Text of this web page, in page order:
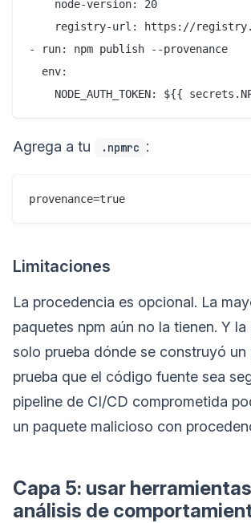
    node-version: 20
registry-url: https://
- run: npm publish --provenance
  env:
Agrega a tu .npmrc :
Limitaciones
La procedencia es opcional. La
paquetes npm aún no la tienen. Y
solo prueba dónde se construyó un
prueba que el código fuente sea
pipeline de CI/CD comprometida
un paquete malicioso con
Capa 5: usar
análisis de